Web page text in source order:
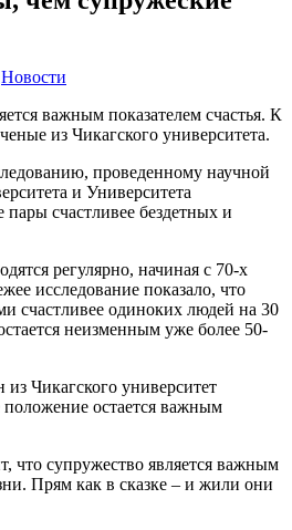
Новости
важным показателем счастья. К
из Чикагского университета.
проведенному научной
и Университета
счастливее бездетных и
регулярно, начиная с 70-х
исследование показало, что
счастливее одиноких людей на 30
неизменным уже более 50-
Чикагского университет
положение остается важным
что супружество является важным
Прям как в сказке – и жили они